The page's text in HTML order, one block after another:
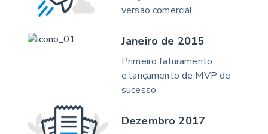
versão comercial
Janeiro de 2015
Primeiro faturamento
e lançamento de MVP de
sucesso
Dezembro 2017